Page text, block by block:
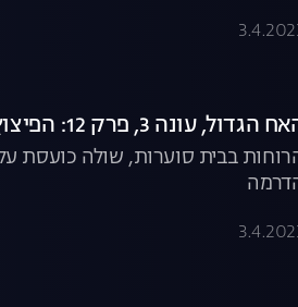
עונה 3, פרק 12: הפיצוץ שהסעיר את הבית והמועמדים להדחה
בבית סוערות, שולה כועסת